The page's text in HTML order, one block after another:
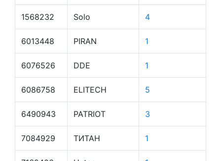
1568232 Solo 4
6013448 PIRAN 1
6076526 DDE 1
6086758 ELITECH 5
6490943 PATRIOT 3
7084929 ТИТАН 1